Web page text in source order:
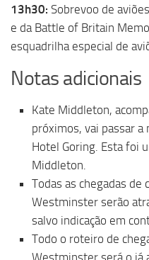
13h30: Sobrevoo de
e da Battle of Britain
esquadrilha especial de
Notas adicionais
Kate Middleton,
próximos, vai passar
Hotel Goring. Esta foi
Middleton.
Todas as chegadas de
Westminster serão
salvo indicação em
Todo o roteiro de